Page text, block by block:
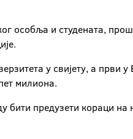
особља и студената,
у свијету, а први
милиона.
бити предузети кораци на